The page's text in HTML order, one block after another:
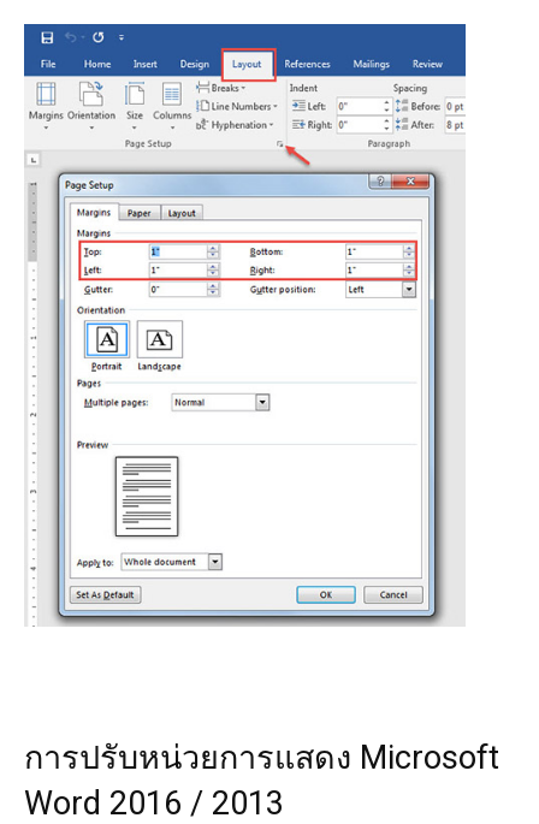
การปรับหน่วยการแสดง Microsoft
Word 2016 / 2013